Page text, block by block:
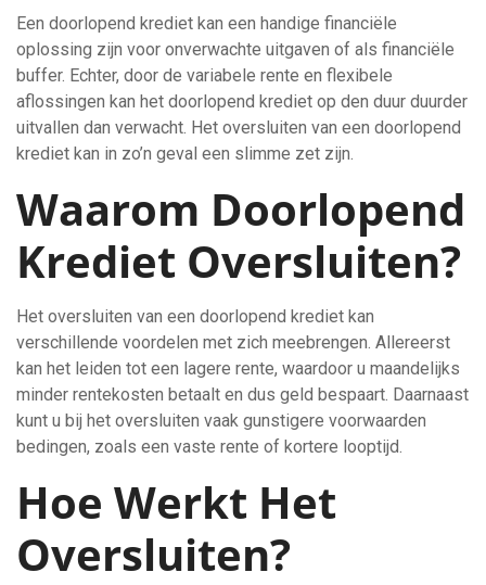
Een doorlopend krediet kan een handige financiële
oplossing zijn voor onverwachte uitgaven of als financiële
buffer. Echter, door de variabele rente en flexibele
aflossingen kan het doorlopend krediet op den duur duurder
uitvallen dan verwacht. Het oversluiten van een doorlopend
krediet kan in zo’n geval een slimme zet zijn.
Waarom Doorlopend
Krediet Oversluiten?
Het oversluiten van een doorlopend krediet kan
verschillende voordelen met zich meebrengen. Allereerst
kan het leiden tot een lagere rente, waardoor u maandelijks
minder rentekosten betaalt en dus geld bespaart. Daarnaast
kunt u bij het oversluiten vaak gunstigere voorwaarden
bedingen, zoals een vaste rente of kortere looptijd.
Hoe Werkt Het
Oversluiten?